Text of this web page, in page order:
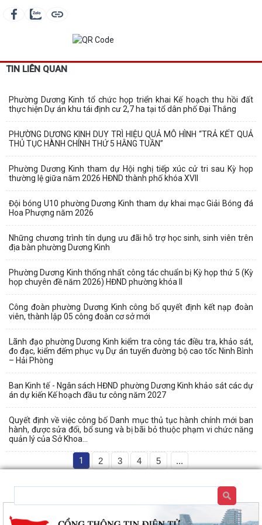
TIN LIÊN QUAN
Phường Dương Kinh tổ chức họp triển khai Kế hoạch thu hồi đất
thực hiện Dự án khu tái định cư 2,7 ha tại tổ dân phố Đại Thắng
PHƯỜNG DƯƠNG KINH DUY TRÌ HIỆU QUẢ MÔ HÌNH “TRẢ KẾT QUẢ
THỦ TỤC HÀNH CHÍNH THỨ 5 HẰNG TUẦN”
Phường Dương Kinh tham dự Hội nghị tiếp xúc cử tri sau Kỳ họp
thường lệ giữa năm 2026 HĐND thành phố khóa XVII
Đội bóng U10 phường Dương Kinh tham dự khai mạc Giải Bóng đá
Hoa Phượng năm 2026
Những chương trình tín dụng ưu đãi hỗ trợ học sinh, sinh viên trên
địa bàn phường Dương Kinh
Phường Dương Kinh thống nhất công tác chuẩn bị Kỳ họp thứ 5 (Kỳ
họp chuyên đề năm 2026) HĐND phường khóa II
Công đoàn phường Dương Kinh công bố quyết định kết nạp đoàn
viên, thành lập 05 công đoàn cơ sở mới
Lãnh đạo phường Dương Kinh kiểm tra công tác điều tra, khảo sát,
đo đạc, kiểm đếm phục vụ Dự án tuyến đường bộ cao tốc Ninh Bình
– Hải Phòng
Ban Kinh tế - Ngân sách HĐND phường Dương Kinh khảo sát các dự
án dự kiến Kế hoạch đầu tư công năm 2027
Quyết định về việc công bố Danh mục thủ tục hành chính mới ban
hành, được sửa đổi, bổ sung và bị bãi bỏ thuộc phạm vi chức năng
quản lý của Sở Khoa...
1 2 3 4 5 ...